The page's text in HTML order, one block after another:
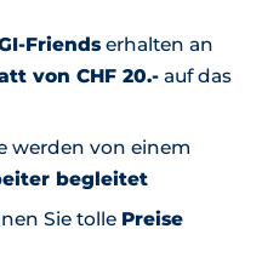
Friendserhalten an
von CHF 20.-auf das
werden von einem
begleitet
Sie tolle Preise